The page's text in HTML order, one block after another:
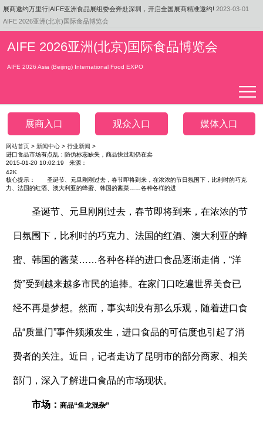
展商邀约万里行|AIFE亚洲食品展组委会奔赴深圳，开启全国展商精准邀约! 2023-03-01
来自大自然的馈赠——大兴安岭野生浆果
一盏茉莉花，香溢北京城，张一元，让世界重新认识 中国茶 ！2023-03-01
AIFE 2026亚洲(北京)国际食品博览会
AIFE 2026亚洲(北京)国际食品博览会
AIFE 2026 Asia (Beijing) International Food EXPO
展商入口 观众入口 媒体入口
网站首页 > 新闻中心 > 行业新闻 >
进口食品市场有点乱：防伪标志缺失，商品快过期仍在卖
2015-01-20 10:02:19 来源：
42K
核心提示： 圣诞节、元旦刚刚过去，春节即将到来，在浓浓的节日氛围下，比利时的巧克
力、法国的红酒、澳大利亚的蜂蜜、韩国的酱菜……各种各样的进
圣诞节、元旦刚刚过去，春节即将到来，在浓浓的节
日氛围下，比利时的巧克力、法国的红酒、澳大利亚的蜂
蜜、韩国的酱菜……各种各样的进口食品逐渐走俏，“洋
货”受到越来越多市民的追捧。在家门口吃遍世界美食已
经不再是梦想。然而，事实却没有那么乐观，随着进口食
品“质量门”事件频频发生，进口食品的可信度也引起了消
费者的关注。近日，记者走访了昆明市的部分商家、相关
部门，深入了解进口食品的市场现状。
市场： 商品“鱼龙混杂”